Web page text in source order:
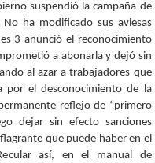
suspendió la campaña de
ha modificado sus aviesas
3 anunció el reconocimiento
a abonarla y dejó sin
al azar a trabajadores que
por el desconocimiento de la
reflejo de “primero
dejar sin efecto sanciones
que puede haber en el
así, en el manual de